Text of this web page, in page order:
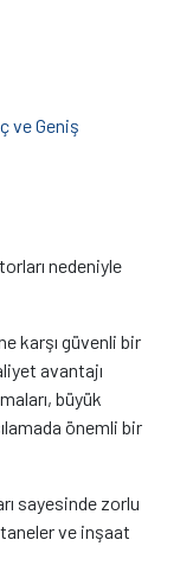
ve Geniş
nedeniyle
karşı güvenli bir
avantajı
büyük
önemli bir
sayesinde zorlu
ve inşaat